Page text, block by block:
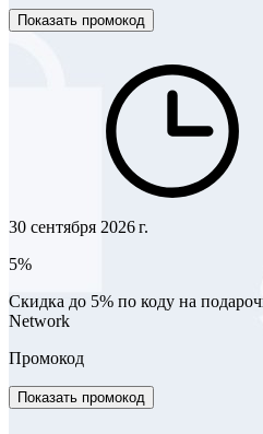
Показать промокод
30 сентября 2026 г.
5%
Скидка до 5% по коду на
Network
Промокод
Показать промокод